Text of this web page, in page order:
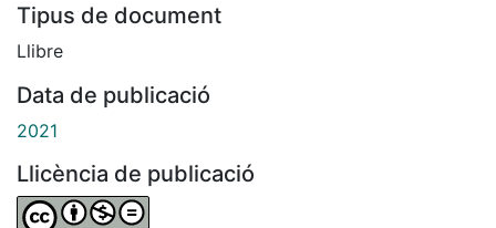
Tipus de document
Llibre
Data de publicació
2021
Llicència de publicació